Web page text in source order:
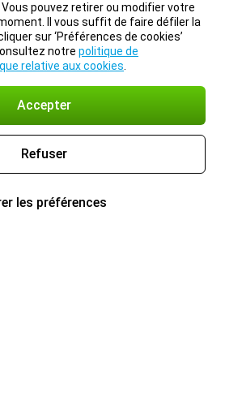
pouvez retirer ou modifier votre
Il vous suffit de faire défiler la
sur ‘Préférences de cookies’
notre politique de
relative aux cookies
Accepter
Refuser
les préférences